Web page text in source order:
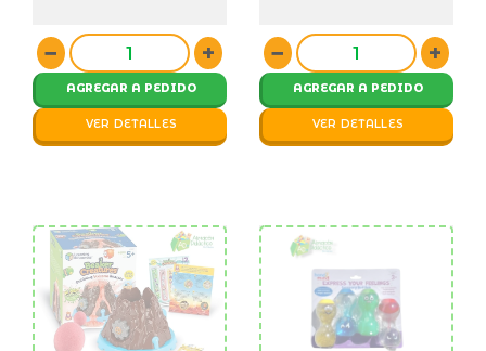
− +
AGREGAR A PEDIDO
VER DETALLES
− +
AGREGAR A PEDIDO
VER DETALLES